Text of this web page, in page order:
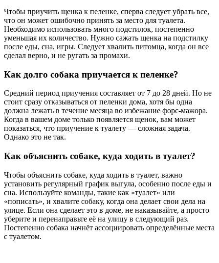
Чтобы приучить щенка к пеленке, сперва следует убрать все,
что он может ошибочно принять за место для туалета.
Необходимо использовать много подстилок, постепенно
уменьшая их количество. Нужно сажать щенка на подстилку
после еды, сна, игры. Следует хвалить питомца, когда он все
сделал верно, и не ругать за промахи.
Как долго собака приучается к пеленке?
Средний период приучения составляет от 7 до 28 дней. Но не
стоит сразу отказываться от пеленки дома, хотя бы одна
должна лежать в течение месяца во избежание форс-мажора.
Когда в вашем доме только появляется щенок, вам может
показаться, что приучение к туалету — сложная задача.
Однако это не так.
Как объяснить собаке, куда ходить в туалет?
Чтобы объяснить собаке, куда ходить в туалет, важно
установить регулярный график выгула, особенно после еды и
сна. Используйте команды, такие как «туалет» или
«пописать», и хвалите собаку, когда она делает свои дела на
улице. Если она сделает это в доме, не наказывайте, а просто
уберите и перенаправьте её на улицу в следующий раз.
Постепенно собака начнёт ассоциировать определённые места
с туалетом.